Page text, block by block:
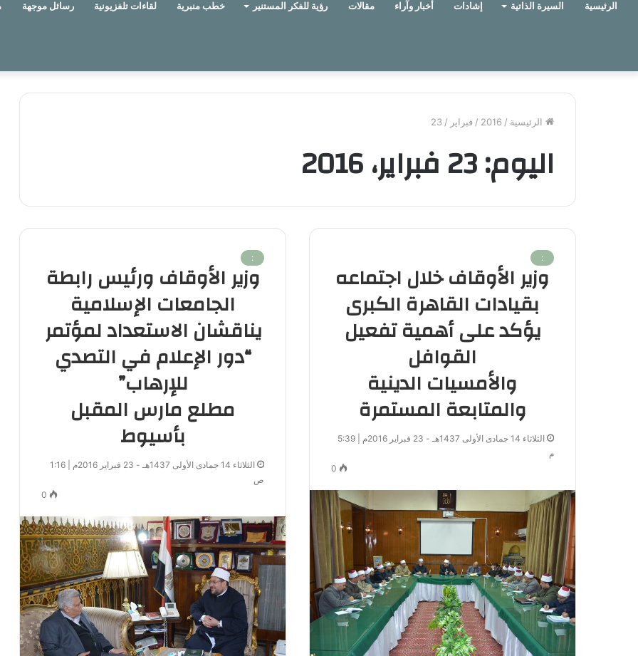
الرئيسية السيرة الذاتية إشادات أخبار وآراء مقالات رؤية للفكر المستنير خطب منبرية لقاءات تلفزيونية رسائل موجهة
الرئيسية /
2016
/ فبراير /
23
اليوم:23 فبراير، 2016
:
وزير الأوقاف خلال اجتماعه
بقيادات القاهرة الكبرى
يؤكد على أهمية تفعيل
القوافل
والأمسيات الدينية
والمتابعة المستمرة
الثلاثاء 14 جمادى الأولى 1437هـ - 23 فبراير 2016م | 5:39
م
0
:
وزير الأوقاف ورئيس رابطة
الجامعات الإسلامية
يناقشان الاستعداد لمؤتمر
“دور الإعلام في التصدي
للإرهاب”
مطلع مارس المقبل
بأسيوط
الثلاثاء 14 جمادى الأولى 1437هـ - 23 فبراير 2016م | 1:16
ص
0